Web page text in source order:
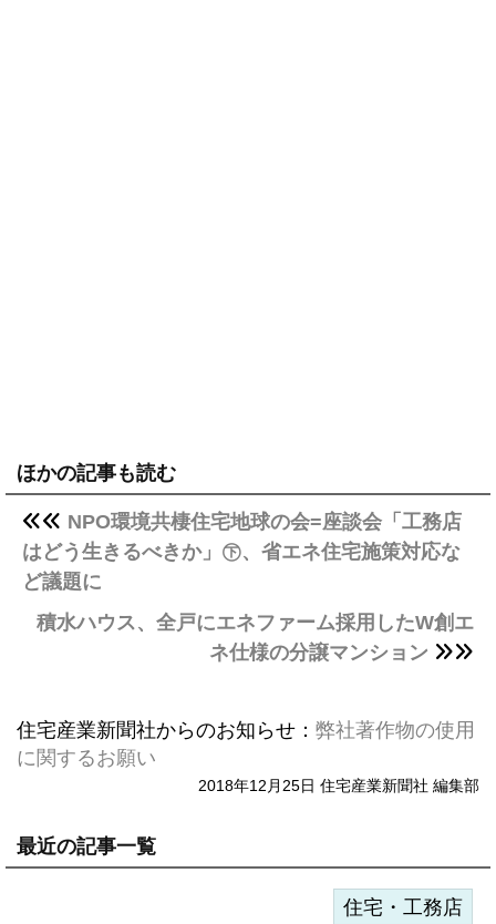
ほかの記事も読む
NPO環境共棲住宅地球の会=座談会「工務店
はどう生きるべきか」㊦、省エネ住宅施策対応な
ど議題に
積水ハウス、全戸にエネファーム採用したW創エ
ネ仕様の分譲マンション
住宅産業新聞社からのお知らせ： 弊社著作物の使用
に関するお願い
2018年12月25日 住宅産業新聞社 編集部
最近の記事一覧
住宅・工務店